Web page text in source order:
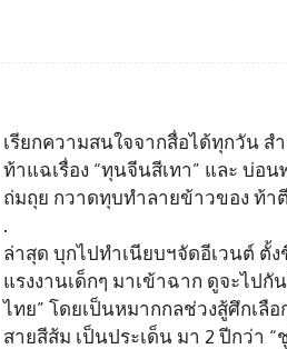
เรียกความสนใจจากสื่อได้ทุกวัน ส
ท้าแฉเรื่อง “ทุนจีนสีเทา” และ บ่อ
ถ่มถุย กวาดทุบทำลายข้าวของ ท้า
.
ล่าสุด บุกไปทำเนียบฯจัดอีเวนต์ ตั้
แรงงานเด็กๆ มาเข้าฉาก ดูจะไป
ไทย” โดยเป็นหมากกลช่วงสู้ศึกเลื
สายสีส้ม เป็นประเด็น มา 2 ปีกว่า